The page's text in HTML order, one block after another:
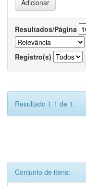
Resultados/Página
Registro(s)
Resultado 1-1 de 1.
Conjunto de itens: